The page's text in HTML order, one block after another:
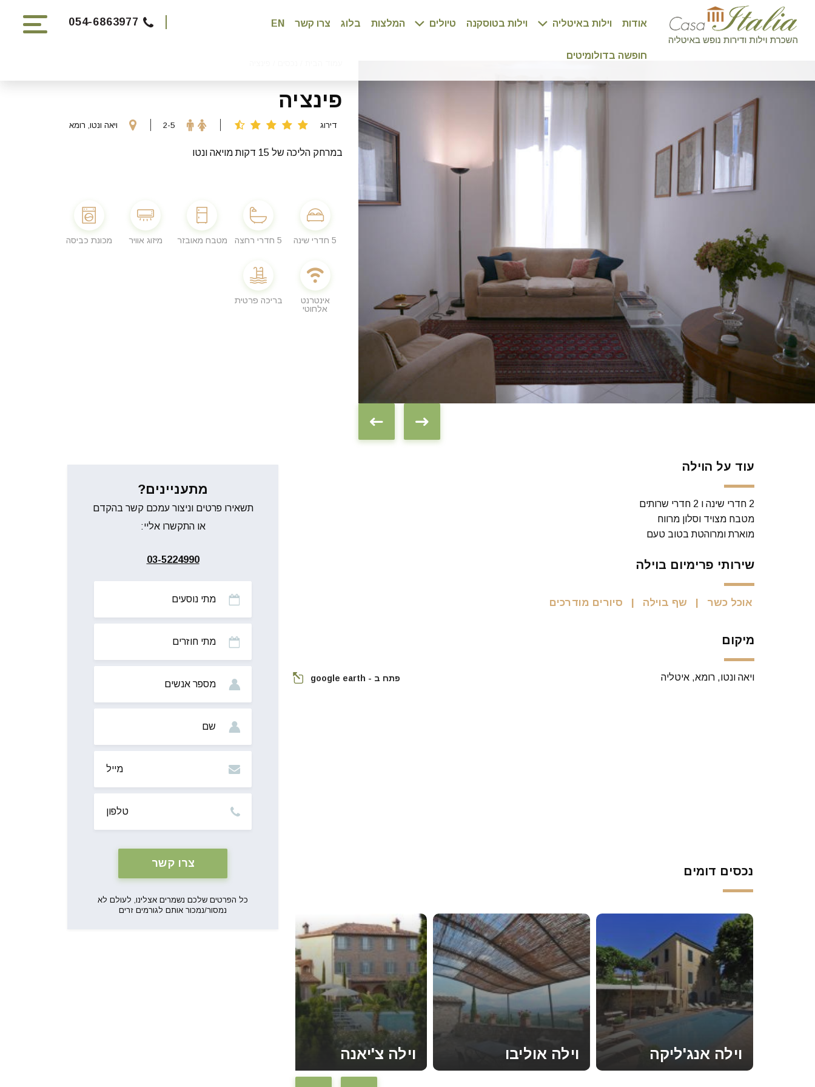
אודות וילות באיטליה וילות בטוסקנה טיולים המלצות בלוג צרו קשר EN
חופשה בדולומיטים
054-6863977
פינציה
דירוג 2-5 ויאה ונטו, רומא
במרחק הליכה של 15 דקות מויאה ונטו
5 חדרי שינה 5 חדרי רחצה מטבח מאובזר מיזוג אוויר מכונת כביסה
אינטרנט
אלחוטי
בריכה פרטית
עוד על הוילה
2 חדרי שינה ו 2 חדרי שרותים
מטבח מצויד וסלון מרווח
מוארת ומרוהטת בטוב טעם
שירותי פרימיום בוילה
אוכל כשר שף בוילה סיורים מודרכים
מיקום
ויאה ונטו, רומא, איטליה פתח ב - google earth
נכסים דומים
וילה אנג'ליקה
קראו עוד
וילה אוליבו
קראו עוד
וילה צ'יאנה
קראו עוד
מתעניינים?
תשאירו פרטים וניצור עמכם קשר בהקדם
או התקשרו אליי:
03-5224990
נוסעים
חוזרים
אנשים
כל הפרטים שלכם נשמרים אצלינו, לעולם לא
נמסור/נמכור אותם לגורמים זרים